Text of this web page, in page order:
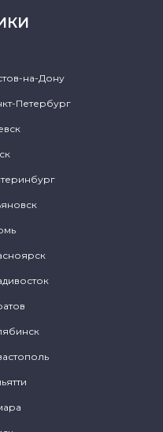
на-Дону
Петербург